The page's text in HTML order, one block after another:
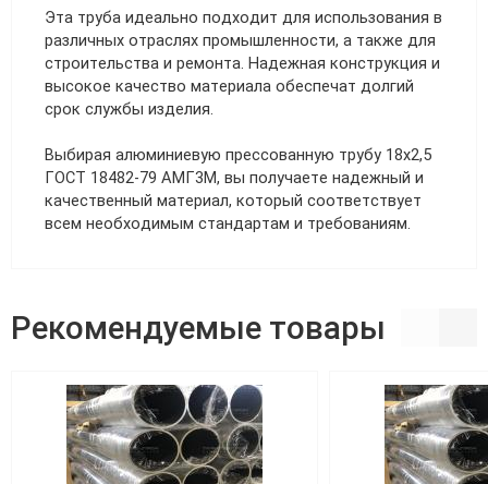
Эта труба идеально подходит для использования в
различных отраслях промышленности, а также для
строительства и ремонта. Надежная конструкция и
высокое качество материала обеспечат долгий
срок службы изделия.
Выбирая алюминиевую прессованную трубу 18х2,5
ГОСТ 18482-79 АМГ3М, вы получаете надежный и
качественный материал, который соответствует
всем необходимым стандартам и требованиям.
Рекомендуемые товары